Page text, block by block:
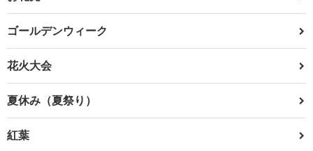
ゴールデンウィーク
花火大会
夏休み（夏祭り）
紅葉